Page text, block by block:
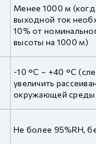
Менее 1000 м
выходной ток
10% от
высоты на 1000 м)
-10 °C ~ +40 °C
увеличить
окружающей среды
Не более 95%RH,